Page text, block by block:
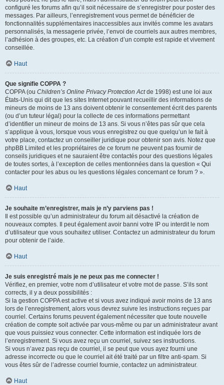
configuré les forums afin qu’il soit nécessaire de s’enregistrer pour poster des
messages. Par ailleurs, l’enregistrement vous permet de bénéficier de
fonctionnalités supplémentaires inaccessibles aux invités comme les avatars
personnalisés, la messagerie privée, l’envoi de courriels aux autres membres,
l’adhésion à des groupes, etc. La création d’un compte est rapide et vivement
conseillée.
Haut
Que signifie COPPA ?
COPPA (ou Children’s Online Privacy Protection Actde 1998) est une loi aux
États-Unis qui dit que les sites Internet pouvant recueillir des informations de
mineurs de moins de 13 ans doivent obtenir le consentement écrit des parents
(ou d’un tuteur légal) pour la collecte de ces informations permettant
d’identifier un mineur de moins de 13 ans. Si vous n’êtes pas sûr que cela
s’applique à vous, lorsque vous vous enregistrez ou que quelqu’un le fait à
votre place, contactez un conseiller juridique pour obtenir son avis. Notez que
phpBB Limited et les propriétaires de ce forum ne peuvent pas fournir de
conseils juridiques et ne sauraient être contactés pour des questions légales
de toutes sortes, à l’exception de celles mentionnées dans la question « Qui
contacter pour les abus ou les questions légales concernant ce forum ? ».
Haut
Je souhaite m’enregistrer, mais je n’y parviens pas !
Il est possible qu’un administrateur du forum ait désactivé la création de
nouveaux comptes. Il peut également avoir banni votre IP ou interdit le nom
d’utilisateur que vous souhaitez utiliser. Contactez un administrateur du forum
pour obtenir de l’aide.
Haut
Je suis enregistré mais je ne peux pas me connecter !
Vérifiez, en premier, votre nom d’utilisateur et votre mot de passe. S’ils sont
corrects, il y a deux possibilités :
Si la gestion COPPA est active et si vous avez indiqué avoir moins de 13 ans
lors de l’enregistrement, alors vous devrez suivre les instructions reçues par
courriel. Certains forums peuvent également nécessiter que toute nouvelle
création de compte soit activée par vous-même ou par un administrateur avant
que vous puissiez vous connecter. Cette information est indiquée lors de
l’enregistrement. Si vous avez reçu un courriel, suivez ses instructions.
Si vous n’avez pas reçu de courriel, il se peut que vous ayez fourni une
adresse incorrecte ou que le courriel ait été traité par un filtre anti-spam. Si
vous êtes sûr de l’adresse courriel fournie, contactez un administrateur.
Haut